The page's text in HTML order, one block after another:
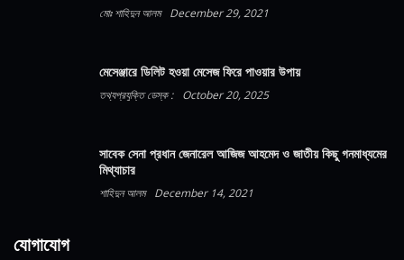
মোঃ শাহিদুন আলম December 29, 2021
মেসেঞ্জারে ডিলিট হওয়া মেসেজ ফিরে পাওয়ার উপায়
তথ্যপ্রযুক্তি ডেস্ক : October 20, 2025
সাবেক সেনা প্রধান জেনারেল আজিজ আহমেদ ও জাতীয় কিছু গনমাধ্যমের
মিথ্যাচার
শাহিদুন আলম December 14, 2021
যোগাযোগ